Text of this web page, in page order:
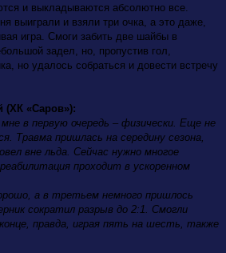
и выкладываются абсолютно все.
выиграли и взяли три очка, а это даже,
игра. Смоги забить две шайбы в
задел, но, пропустив гол,
но удалось собраться и довести встречу
(ХК «Саров»):
в первую очередь – физически. Еще не
Травма пришлась на середину сезона,
вне льда. Сейчас нужно многое
проходит в ускоренном
а в третьем немного пришлось
сократил разрыв до 2:1. Смогли
правда, играя пять на шесть, также